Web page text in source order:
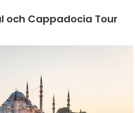
och Cappadocia Tour